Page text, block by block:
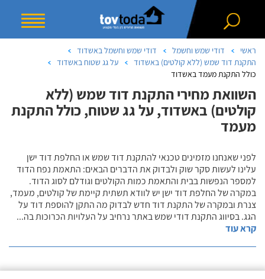
ראשי דודי שמש וחשמל
דודי שמש וחשמל באשדוד
התקנת דוד שמש (ללא קולטים) באשדוד
על גג שטוח באשדוד
כולל התקנת מעמד באשדוד
השוואת מחירי התקנת דוד שמש (ללא
קולטים) באשדוד, על גג שטוח, כולל התקנת
מעמד
לפני שאנחנו מזמינים טכנאי להתקנת דוד שמש או החלפת דוד ישן
עלינו לעשות סקר שוק ולבדוק את הדברים הבאים: התאמת נפח הדוד
למספר הנפשות בבית והתאמת כמות הקולטים וגודלם לסוג הדוד.
במקרה של החלפת דוד ישן יש לוודא תשתית קיימת של קולטים, מעמד,
צנרת ובמקרה של התקנת דוד חדש לבדוק מה התקן להוספת דוד על
הגג. בסיווג התקנת דודי שמש באתר נרחיב על העלויות הכרוכות בה...
קרא עוד